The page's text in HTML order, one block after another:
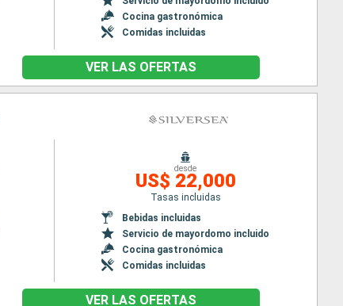
Cocina gastronómica
Comidas incluidas
VER LAS OFERTAS
desde
US$ 22,000
Tasas incluidas
Bebidas incluidas
Servicio de mayordomo incluido
Cocina gastronómica
Comidas incluidas
VER LAS OFERTAS